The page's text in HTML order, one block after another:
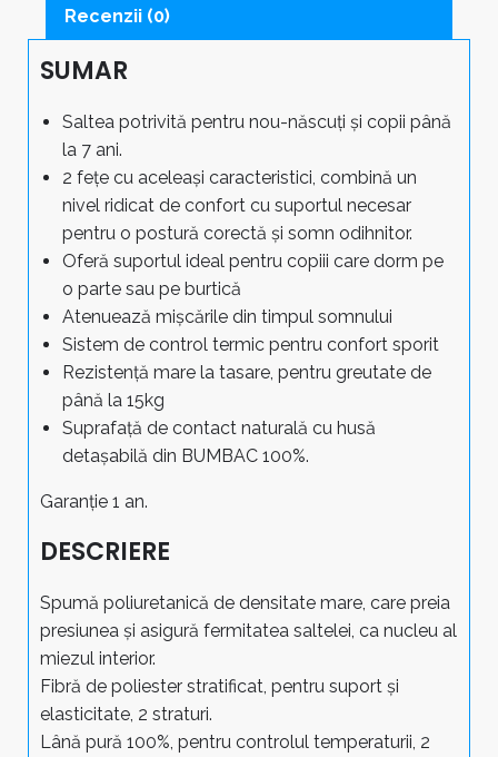
Recenzii (0)
SUMAR
Saltea potrivită pentru nou-născuți și copii până
la 7 ani.
2 fețe cu aceleași caracteristici, combină un
nivel ridicat de confort cu suportul necesar
pentru o postură corectă și somn odihnitor.
Oferă suportul ideal pentru copiii care dorm pe
o parte sau pe burtică
Atenuează mișcările din timpul somnului
Sistem de control termic pentru confort sporit
Rezistență mare la tasare, pentru greutate de
până la 15kg
Suprafață de contact naturală cu husă
detașabilă din BUMBAC 100%.
Garanție 1 an.
DESCRIERE
Spumă poliuretanică de densitate mare, care preia
presiunea și asigură fermitatea saltelei, ca nucleu al
miezul interior.
Fibră de poliester stratificat, pentru suport și
elasticitate, 2 straturi.
Lână pură 100%, pentru controlul temperaturii, 2